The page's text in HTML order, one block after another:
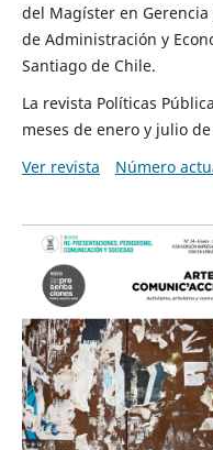
del Magíster en Gerencia
de Administración y
Santiago de Chile.
La revista Políticas
meses de enero y julio
Ver revista
Número